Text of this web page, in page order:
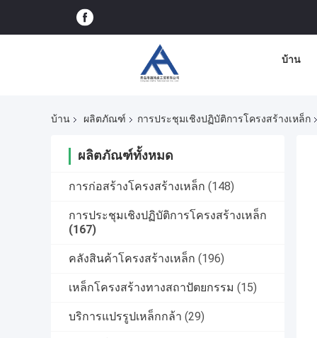
บ้าน
บ้าน ผลิตภัณฑ์ การประชุมเชิงปฏิบัติการโครงสร้างเหล็ก
ผลิตภัณฑ์ทั้งหมด
การก่อสร้างโครงสร้างเหล็ก (148)
การประชุมเชิงปฏิบัติการโครงสร้างเหล็ก
(167)
คลังสินค้าโครงสร้างเหล็ก (196)
เหล็กโครงสร้างทางสถาปัตยกรรม (15)
บริการแปรรูปเหล็กกล้า (29)